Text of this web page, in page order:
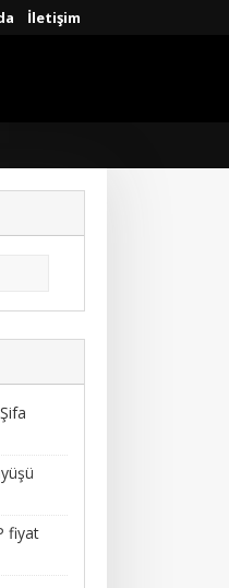
İletişim
fiyat